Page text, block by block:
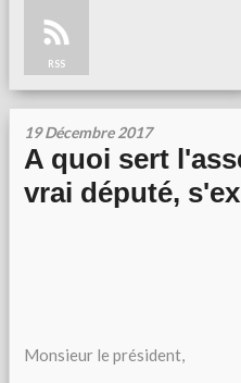
RSS
19 Décembre 2017
A quoi sert
vrai député,
Monsieur le président,